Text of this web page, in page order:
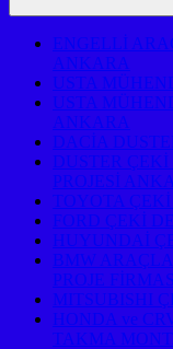
ENGELLİ
ANKARA
USTA
USTA
ANKARA
DACİA
DUSTER
PROJESİ
TOYOTA
FORD ÇEKİ
HUYUNDAİ
BMW
PROJE
MITSUBISHI
HONDA ve
TAKMA